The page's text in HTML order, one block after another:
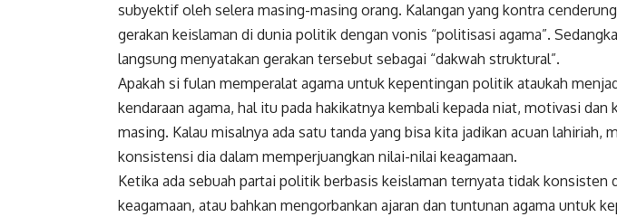
subyektif oleh selera masing-masing orang. Kalangan yang kontra
gerakan keislaman di dunia politik dengan vonis “politisasi agama”.
langsung menyatakan gerakan tersebut sebagai “dakwah struktural”.
Apakah si fulan memperalat agama untuk kepentingan politik ataukah
kendaraan agama, hal itu pada hakikatnya kembali kepada niat, motivasi
masing. Kalau misalnya ada satu tanda yang bisa kita jadikan acuan lahiriah,
konsistensi dia dalam memperjuangkan nilai-nilai keagamaan.
Ketika ada sebuah partai politik berbasis keislaman ternyata tidak konsisten
keagamaan, atau bahkan mengorbankan ajaran dan tuntunan agama untuk